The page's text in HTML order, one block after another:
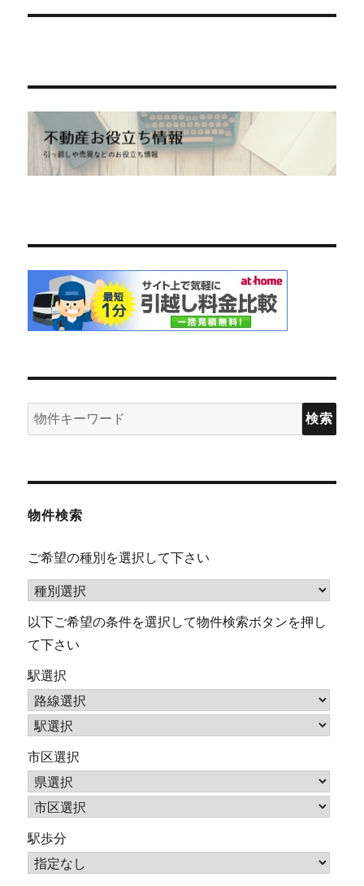
検
索:
物件検索
ご希望の種別を選択して下さい
以下ご希望の条件を選択して物件検索ボタンを押し
て下さい
駅選択
市区選択
駅歩分